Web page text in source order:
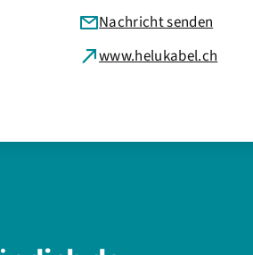
Nachricht senden
www.helukabel.ch